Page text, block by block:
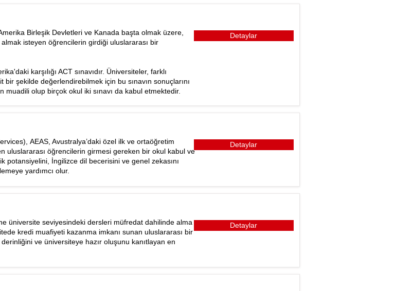
Birleşik Devletleri ve Kanada başta olmak üzere,
isteyen öğrencilerin girdiği uluslararası bir
karşılığı ACT sınavıdır. Üniversiteler, farklı
şekilde değerlendirebilmek için bu sınavın sonuçlarını
muadili olup birçok okul iki sınavı da kabul etmektedir.
Detaylar
AEAS, Avustralya’daki özel ilk ve ortaöğretim
uluslararası öğrencilerin girmesi gereken bir okul kabul ve
potansiyelini, İngilizce dil becerisini ve genel zekasını
yardımcı olur.
Detaylar
üniversite seviyesindeki dersleri müfredat dahilinde alma
kredi muafiyeti kazanma imkanı sunan uluslararası bir
ve üniversiteye hazır oluşunu kanıtlayan en
Detaylar